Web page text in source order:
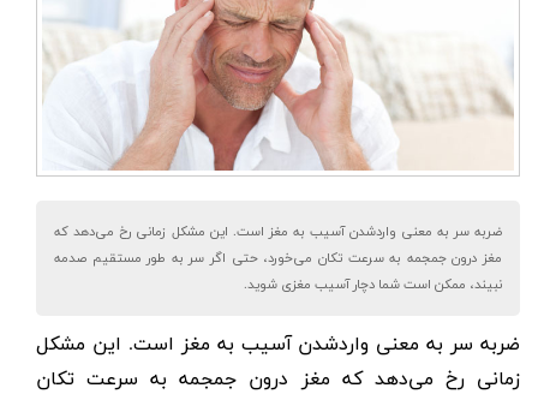
ضربه سر به معنی وارد‌شدن آسیب به مغز است. این مشکل زمانی رخ می‌دهد که
مغز درون جمجمه به‌ سرعت تکان می‌خورد، حتی اگر سر به طور مستقیم صدمه
نبیند، ممکن است شما دچار آسیب مغزی شوید.
ضربه سر به معنی وارد‌شدن آسیب به مغز است. این مشکل
زمانی رخ می‌دهد که مغز درون جمجمه به‌ سرعت تکان